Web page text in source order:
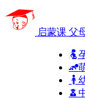
启蒙课 父